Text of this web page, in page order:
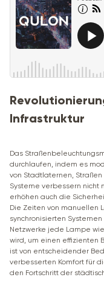
Infrastruktur
Das
durchlaufen, indem es
von Stadtlaternen,
Systeme verbessern nicht
erhöhen auch die
Die Zeiten von manuellen
synchronisierten
Netzwerke jede Lampe
wird, um einen effizienten
ist von entscheidender
verbesserten Komfort für
den Fortschritt der